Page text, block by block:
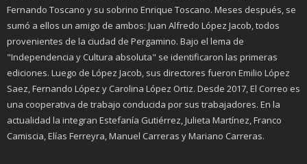
Fernando Toscano y su sobrino Enrique Toscano. Meses después, se
sumó a ellos un amigo de ambos: Juan Alfredo López Jacob, todos
provenientes de la ciudad de Pergamino. Bajo el lema de
"Independencia y Cultura absoluta" se identificaron las primeras
ediciones. Luego de López Jacob, sus directores fueron Emilio López
Saez, Fernando López y Carolina López Ortiz. Desde 2017, El Correo es
una cooperativa de trabajo conducida por sus trabajadores. En la
actualidad la integran Estefanía Gutiérrez, Julieta Martínez, Franco
Camiscia, Elías Ferreyra, Manuel Carreras y Mariano Carreras.